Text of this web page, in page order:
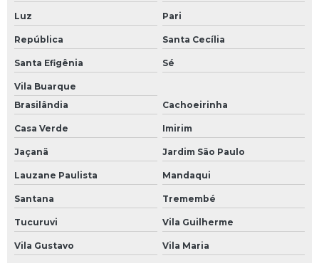
Luz Pari
República Santa Cecília
Santa Efigênia Sé
Vila Buarque
Brasilândia
Cachoeirinha
Casa Verde Imirim
Jaçanã Jardim São Paulo
Lauzane Paulista Mandaqui
Santana Tremembé
Tucuruvi Vila Guilherme
Vila Gustavo Vila Maria